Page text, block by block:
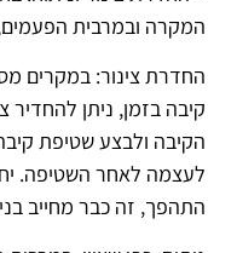
המקרה ובמרבית
החדרת צינור: במקרים
קיבה בזמן, ניתן להחדיר
הקיבה ולבצע שטיפת
לעצמה לאחר השטיפה.
התהפך, זה כבר מחייב